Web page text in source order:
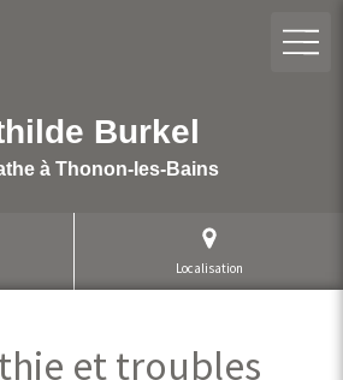
Burkel
à Thonon-les-Bains
Localisation
et troubles